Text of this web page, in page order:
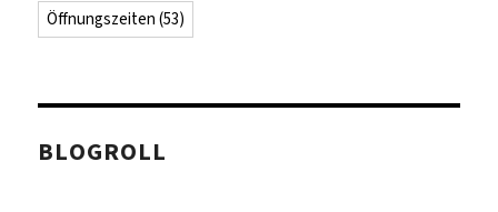
Öffnungszeiten (53)
BLOGROLL